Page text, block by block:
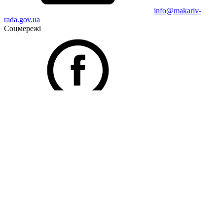
info@makariv-
rada.gov.ua
Соцмережі